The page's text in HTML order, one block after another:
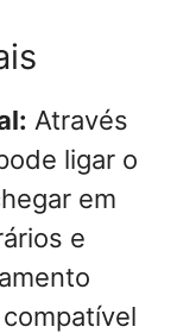
Através
ligar o
em
e